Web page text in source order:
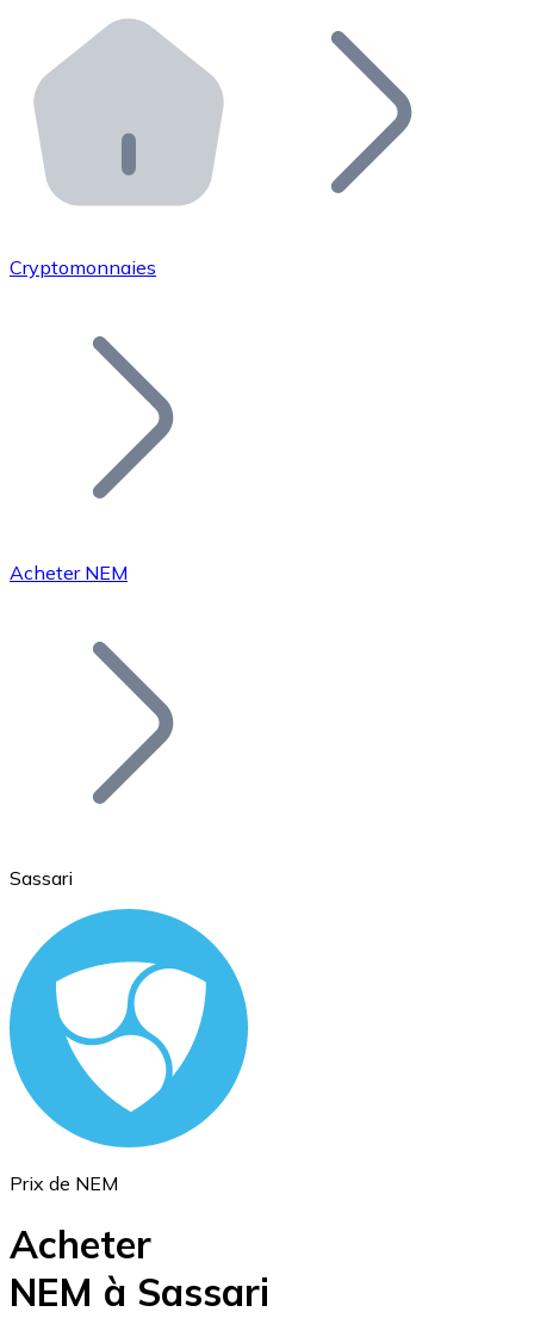
Distributeurs automatiques Bitnovo
Intégrez un ATM Bitnovo dans votre entreprise et
API Bitnovo
Intégrez notre API dans votre écosystème.
Rejoignez notre réseau de distributeurs et
Ajoutez le token de votre projet à notre service
Bitcoin
Ethereum
ETH
Cryptomonnaies
Acheter NEM
Sassari
Prix de NEM
Acheter
NEM à Sassari